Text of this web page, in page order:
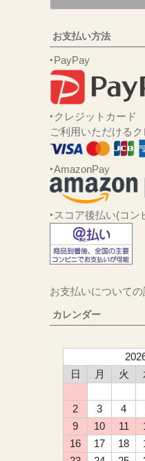
お支払い方法
‣PayPay
‣クレジットカード
ご利用いただける
‣AmazonPay
‣スコア後払い(コン
お支払いについて
カレンダー
日
月 火
2
3 4
9
10 11
16
17 18